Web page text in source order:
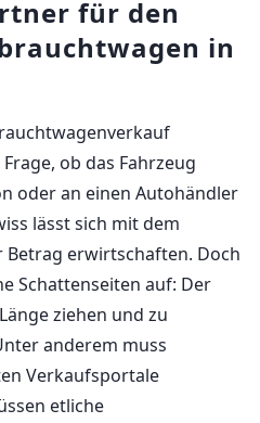
für den
in
ob das Fahrzeug
oder an einen Autohändler
lässt sich mit dem
erwirtschaften. Doch
Schattenseiten auf: Der
ziehen und zu
anderem muss
Verkaufsportale
etliche